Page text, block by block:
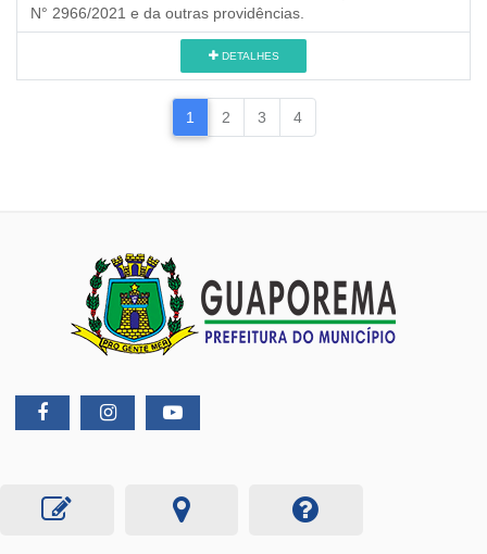
N° 2966/2021 e da outras providências.
DETALHES
1 2 3 4